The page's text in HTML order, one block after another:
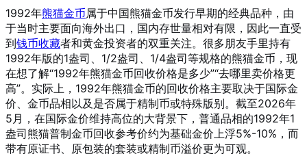
1992年熊猫金币属于中国熊猫金币发行早期的经典品种，由
于当时主要面向海外出口，国内存世量相对有限，因此一直受
到钱币收藏者和黄金投资者的双重关注。很多朋友手里持有
1992年版的1盎司、1/2盎司、1/4盎司等规格的熊猫金币，现
在想了解“1992年熊猫金币回收价格是多少”“去哪里卖价格更
高”。实际上，1992年熊猫金币的回收价格主要取决于国际金
价、金币品相以及是否属于精制币或特殊版别。截至2026年
5月，在国际金价维持高位的大背景下，普通品相的1992年1
盎司熊猫普制金币回收参考价约为基础金价上浮5%-10%，而
带有原证书、原包装的套装或精制币溢价更为可观。